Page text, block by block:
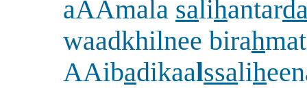
aAAmala salihantar
waadkhilnee birah
AAibadikaalssaliheen